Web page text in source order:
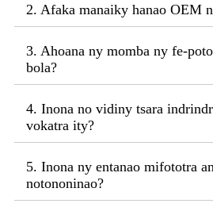
2. Afaka manaiky hanao OEM
3. Ahoana ny momba ny fe-
bola?
4. Inona no vidiny tsara
vokatra ity?
5. Inona ny entanao mifototra
notononinao?